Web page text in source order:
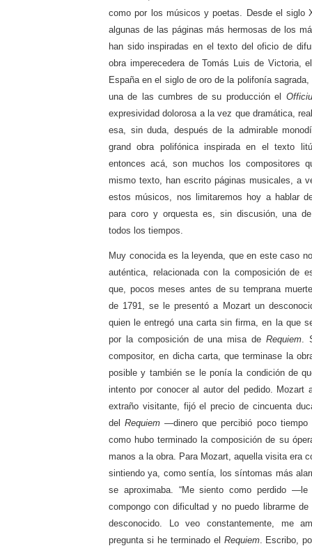
como por los músicos y poetas. Desde el siglo
algunas de las páginas más hermosas de los
han sido inspiradas en el texto del oficio de
obra imperecedera de Tomás Luis de Victoria,
España en el siglo de oro de la polifonía
una de las cumbres de su producción el
expresividad dolorosa a la vez que dramática,
esa, sin duda, después de la admirable
grand obra polifónica inspirada en el texto
entonces acá, son muchos los compositores
mismo texto, han escrito páginas musicales, a
estos músicos, nos limitaremos hoy a hablar
para coro y orquesta es, sin discusión, una
todos los tiempos.
Muy conocida es la leyenda, que en este caso
auténtica, relacionada con la composición de
que, pocos meses antes de su temprana
de 1791, se le presentó a Mozart un
quien le entregó una carta sin firma, en la que
por la composición de una misa de Requiem.
compositor, en dicha carta, que terminase la
posible y también se le ponía la condición de
intento por conocer al autor del pedido. Mozart
extraño visitante, fijó el precio de cincuenta
delRequiem —dinero que percibió poco
como hubo terminado la composición de su
manos a la obra. Para Mozart, aquella visita era
sintiendo ya, como sentía, los síntomas más
se aproximaba. “Me siento como perdido
compongo con dificultad y no puedo librarme
desconocido. Lo veo constantemente, me
pregunta si he terminado el Requiem. Escribo,